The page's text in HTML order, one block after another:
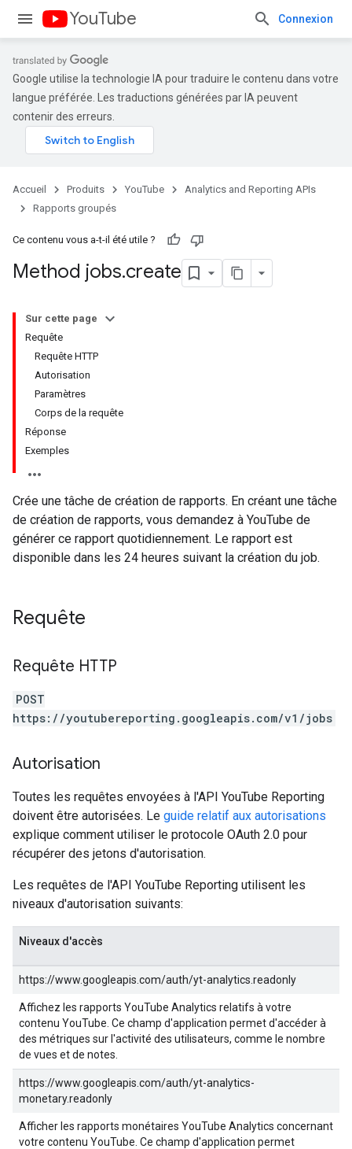
YouTube Connexion
Google utilise la technologie IA pour traduire le contenu dans votre
langue préférée. Les traductions générées par IA peuvent
contenir des erreurs.
Accueil Produits YouTube
Analytics and Reporting APIs
Rapports groupés
Ce contenu vous a-t-il été utile ?
Method jobs.create
Sur cette page
Requête
Requête HTTP
Autorisation
Paramètres
Corps de la requête
Réponse
Exemples
Crée une tâche de création de rapports. En créant une tâche
de création de rapports, vous demandez à YouTube de
générer ce rapport quotidiennement. Le rapport est
disponible dans les 24 heures suivant la création du job.
Requête
Requête HTTP
POST
https://youtubereporting.googleapis.com/v1/jobs
Autorisation
Toutes les requêtes envoyées à l'API YouTube Reporting
doivent être autorisées. Le guide relatif aux autorisations
explique comment utiliser le protocole OAuth 2.0 pour
récupérer des jetons d'autorisation.
Les requêtes de l'API YouTube Reporting utilisent les
niveaux d'autorisation suivants:
Niveaux d'accès
https://www.googleapis.com/auth/yt-analytics.readonly
Affichez les rapports YouTube Analytics relatifs à votre
contenu YouTube. Ce champ d'application permet d'accéder à
des métriques sur l'activité des utilisateurs, comme le nombre
de vues et de notes.
https://www.googleapis.com/auth/yt-analytics-
monetary.readonly
Afficher les rapports monétaires YouTube Analytics concernant
votre contenu YouTube. Ce champ d'application permet